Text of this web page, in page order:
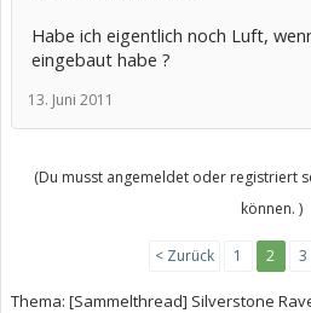
Habe ich eigentlich noch Luft,
eingebaut habe ?
13. Juni 2011
(Du musst angemeldet oder registriert
können. )
< Zurück 1 2 3
Thema: [Sammelthread] Silverstone